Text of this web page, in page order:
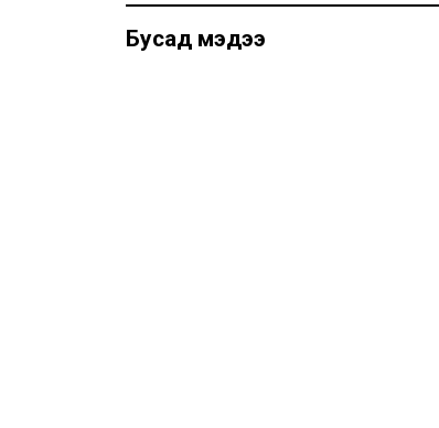
Бусад мэдээ